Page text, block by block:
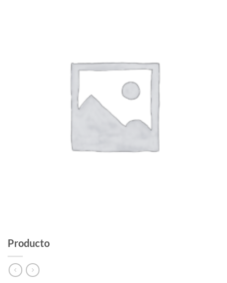
Producto